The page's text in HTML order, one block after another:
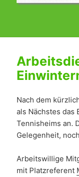
Nach dem
als Nächstes das
Tennisheims an.
Gelegenheit,
Arbeitswillige
mit Platzreferent